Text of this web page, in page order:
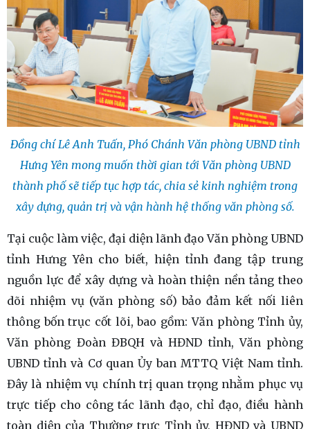
Đồng chí Lê Anh Tuấn, Phó Chánh Văn phòng UBND tỉnh
Hưng Yên mong muốn thời gian tới Văn phòng UBND
thành phố sẽ tiếp tục hợp tác, chia sẻ kinh nghiệm trong
xây dựng, quản trị và vận hành hệ thống văn phòng số.
Tại cuộc làm việc, đại diện lãnh đạo Văn phòng UBND
tỉnh Hưng Yên cho biết, hiện tỉnh đang tập trung
nguồn lực để xây dựng và hoàn thiện nền tảng theo
dõi nhiệm vụ (văn phòng số) bảo đảm kết nối liên
thông bốn trục cốt lõi, bao gồm: Văn phòng Tỉnh ủy,
Văn phòng Đoàn ĐBQH và HĐND tỉnh, Văn phòng
UBND tỉnh và Cơ quan Ủy ban MTTQ Việt Nam tỉnh.
Đây là nhiệm vụ chính trị quan trọng nhằm phục vụ
trực tiếp cho công tác lãnh đạo, chỉ đạo, điều hành
toàn diện của Thường trực Tỉnh ủy, HĐND và UBND